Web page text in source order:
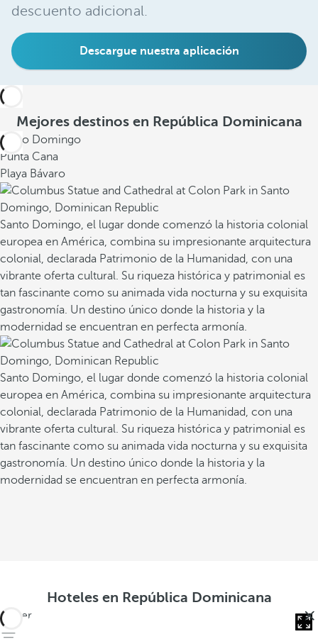
descuento adicional.
Descargue nuestra aplicación
Mejores destinos en República Dominicana
Santo Domingo
Punta Cana
Playa Bávaro
Santo Domingo, el lugar donde comenzó la historia colonial
europea en América, combina su impresionante arquitectura
colonial, declarada Patrimonio de la Humanidad, con una
vibrante oferta cultural. Su riqueza histórica y patrimonial es
tan fascinante como su animada vida nocturna y su exquisita
gastronomía. Un destino único donde la historia y la
modernidad se encuentran en perfecta armonía.
Santo Domingo, el lugar donde comenzó la historia colonial
europea en América, combina su impresionante arquitectura
colonial, declarada Patrimonio de la Humanidad, con una
vibrante oferta cultural. Su riqueza histórica y patrimonial es
tan fascinante como su animada vida nocturna y su exquisita
gastronomía. Un destino único donde la historia y la
modernidad se encuentran en perfecta armonía.
Hoteles en República Dominicana
volver
C